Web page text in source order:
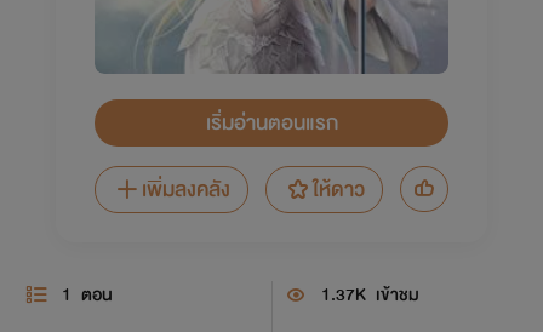
เริ่มอ่านตอนแรก
เพิ่มลงคลัง
ให้ดาว
1 ตอน 1.37K เข้าชม